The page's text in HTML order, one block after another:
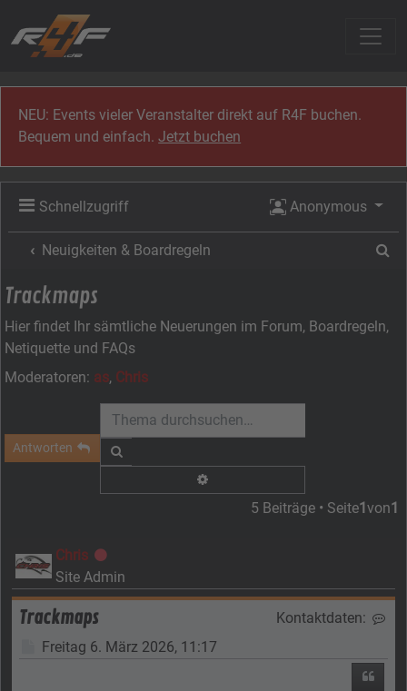
NEU: Events vieler Veranstalter direkt auf R4F buchen.
Bequem und einfach.Jetzt buchen
Schnellzugriff Anonymous
Neuigkeiten & Boardregeln
Trackmaps
Hier findet Ihr sämtliche Neuerungen im Forum, Boardregeln,
Netiquette und FAQs
Moderatoren: as, Chris
Antworten
5 Beiträge • Seite1von1
Chris Offline
Site Admin
Trackmaps Kontaktdaten:
Beitrag
Freitag 6. März 2026, 11:17